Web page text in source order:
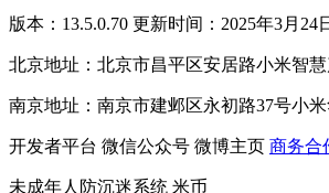
版本：13.5.0.70 更新时间：2025年3月24
北京地址：北京市昌平区安居路小米智慧
南京地址：南京市建邺区永初路37号小
开发者平台 微信公众号 微博主页 商务合
未成年人防沉迷系统 米币